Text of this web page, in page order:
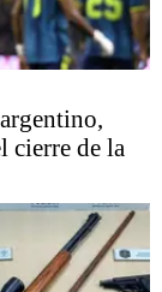
cierre de la